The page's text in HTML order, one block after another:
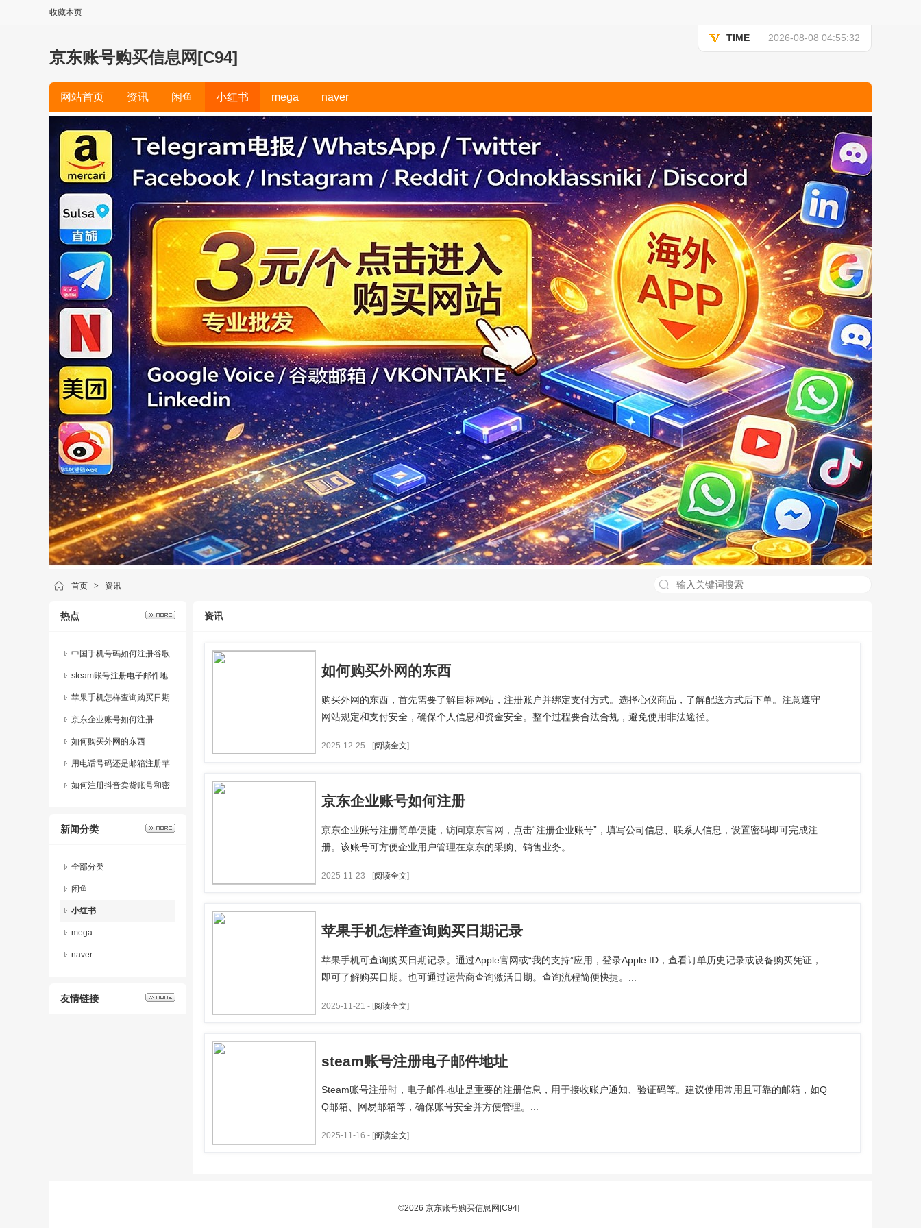
收藏本页
TIME 2026-08-08 04:55:32
京东账号购买信息网[C94]
网站首页 资讯 闲鱼 小红书 mega naver
首页 > 资讯
热点
中国手机号码如何注册谷歌
账号
steam账号注册电子邮件地
址
苹果手机怎样查询购买日期
记录
京东企业账号如何注册
如何购买外网的东西
用电话号码还是邮箱注册苹
果id好
如何注册抖音卖货账号和密
新闻分类
全部分类
闲鱼
小红书
mega
naver
友情链接
资讯
如何购买外网的东西
购买外网的东西，首先需要了解目标网站，注册账户并绑定支付方式。选择心仪商品，了解配送方式后下单。注意遵守
网站规定和支付安全，确保个人信息和资金安全。整个过程要合法合规，避免使用非法途径。...
2025-12-25 - [阅读全文]
京东企业账号如何注册
京东企业账号注册简单便捷，访问京东官网，点击“注册企业账号”，填写公司信息、联系人信息，设置密码即可完成注
册。该账号可方便企业用户管理在京东的采购、销售业务。...
2025-11-23 - [阅读全文]
苹果手机怎样查询购买日期记录
苹果手机可查询购买日期记录。通过Apple官网或“我的支持”应用，登录Apple ID，查看订单历史记录或设备购买凭证，
即可了解购买日期。也可通过运营商查询激活日期。查询流程简便快捷。...
2025-11-21 - [阅读全文]
steam账号注册电子邮件地址
Steam账号注册时，电子邮件地址是重要的注册信息，用于接收账户通知、验证码等。建议使用常用且可靠的邮箱，如Q
Q邮箱、网易邮箱等，确保账号安全并方便管理。...
2025-11-16 - [阅读全文]
©2026 京东账号购买信息网[C94]